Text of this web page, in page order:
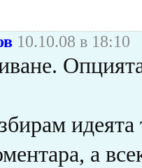
10.10.08 в 18:10
а